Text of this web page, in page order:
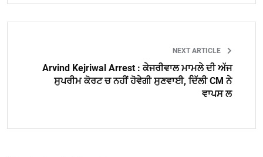
NEXT ARTICLE
Arvind Kejriwal Arrest : ਕੇਜਰੀਵਾਲ ਮਾਮਲੇ ਦੀ ਅੱਜ
ਸੁਪਰੀਮ ਕੋਰਟ ਚ ਨਹੀਂ ਹੋਵੇਗੀ ਸੁਣਵਾਈ, ਦਿੱਲੀ CM ਨੇ
ਵਾਪਸ ਲ